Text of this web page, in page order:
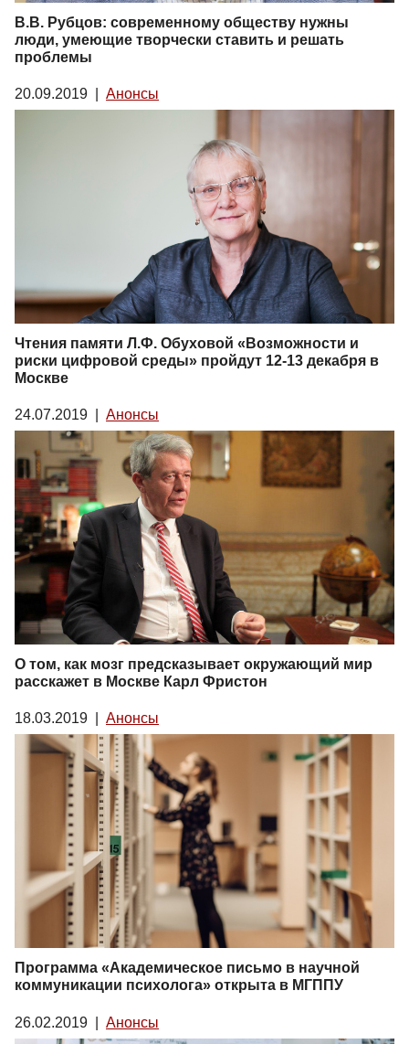
В.В. Рубцов: современному обществу нужны
люди, умеющие творчески ставить и решать
проблемы
20.09.2019 Анонсы
Чтения памяти Л.Ф. Обуховой «Возможности и
риски цифровой среды» пройдут 12-13 декабря в
Москве
24.07.2019 Анонсы
О том, как мозг предсказывает окружающий мир
расскажет в Москве Карл Фристон
18.03.2019 Анонсы
Программа «Академическое письмо в научной
коммуникации психолога» открыта в МГППУ
26.02.2019 Анонсы